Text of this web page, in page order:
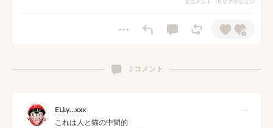
2 コメント 8 リアクション
2 コメント
ELLy…xxx
--
これは人と猫の中間的